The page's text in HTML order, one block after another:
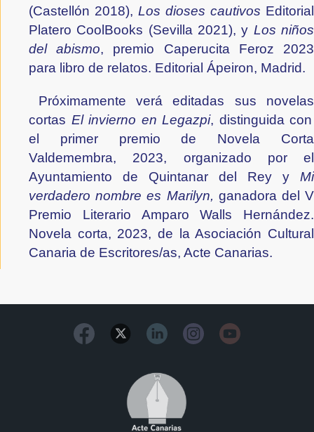
(Castellón 2018), Los dioses cautivos Editorial
Platero CoolBooks (Sevilla 2021), y Los niños
del abismo, premio Caperucita Feroz 2023
para libro de relatos. Editorial Ápeiron, Madrid.
Próximamente verá editadas sus novelas
cortas El invierno en Legazpi, distinguida con
el primer premio de Novela Corta
Valdemembra, 2023, organizado por el
Ayuntamiento de Quintanar del Rey y Mi
verdadero nombre es Marilyn, ganadora del V
Premio Literario Amparo Walls Hernández.
Novela corta, 2023, de la Asociación Cultural
Canaria de Escritores/as, Acte Canarias.
Image